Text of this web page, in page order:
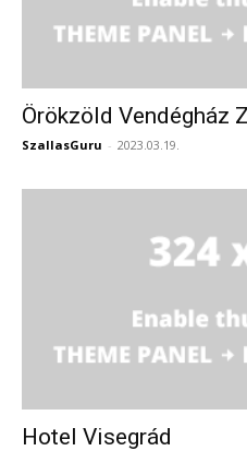
Örökzöld Vendégház
SzallasGuru - 2023.03.19.
Hotel Visegrád